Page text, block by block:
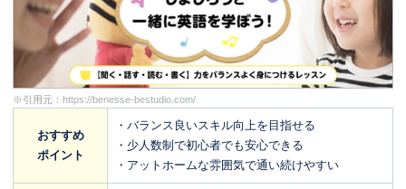
※引用元： https://benesse-bestudio.com/
おすすめ
ポイント
・バランス良いスキル向上を目指せる
・少人数制で初心者でも安心できる
・アットホームな雰囲気で通い続けやすい